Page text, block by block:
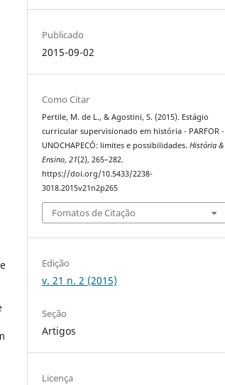
Publicado
2015-09-02
Como Citar
Pertile, M. de L., & Agostini, S. (2015). Estágio
curricular supervisionado em história - PARFOR -
UNOCHAPECÓ: limites e possibilidades.História &
Ensino,21(2), 265–282.
https://doi.org/10.5433/2238-
3018.2015v21n2p265
Fomatos de Citação
Edição
v. 21 n. 2 (2015)
Seção
Artigos
Licença